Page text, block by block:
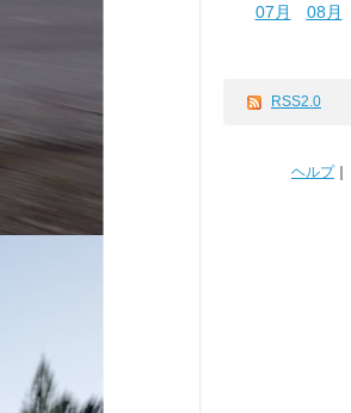
07月
08月
RSS2.0
ヘルプ｜